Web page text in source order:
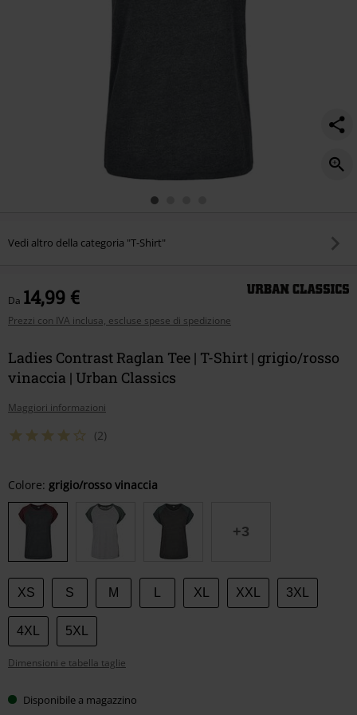
Vedi altro della categoria "T-Shirt"
Da 14,99 €
Prezzi con IVA inclusa, escluse spese di spedizione
Ladies Contrast Raglan Tee | T-Shirt | grigio/rosso
vinaccia | Urban Classics
Maggiori informazioni
(2)
Scegli
la
tua
taglia
Colore: grigio/rosso vinaccia
+3
XS S M XL XXL 3XL
4XL 5XL
Dimensioni e tabella taglie
Disponibile a magazzino